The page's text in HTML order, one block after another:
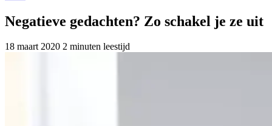
Negatieve gedachten? Zo schakel je ze uit
18 maart 2020 2 minuten leestijd